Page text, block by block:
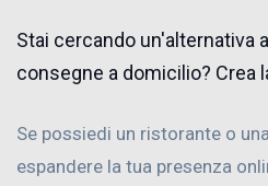
Stai cercando un'alternativa
consegne a domicilio? Crea
Se possiedi un ristorante o
espandere la tua presenza